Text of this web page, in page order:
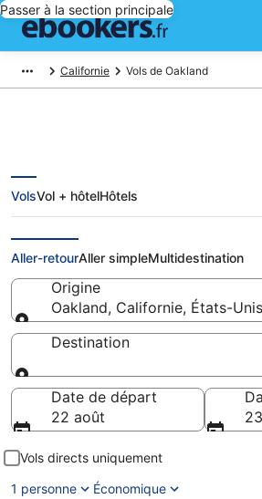
Passer à la section principale
Californie Vols de Oakland
Vols pas cher au
Oakland
VolsVol + hôtelHôtels
Aller-retourAller simpleMultidestination
Origine
Oakland, Californie, États-
Origine
Destination
Destination
Date de départ
22 août
Vols directs uniquement
1 personne
Économique